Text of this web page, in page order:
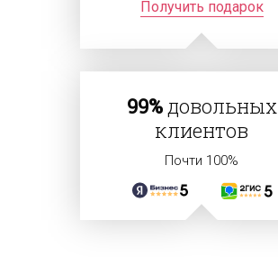
Получить подарок
99%довольных
клиентов
Почти 100%